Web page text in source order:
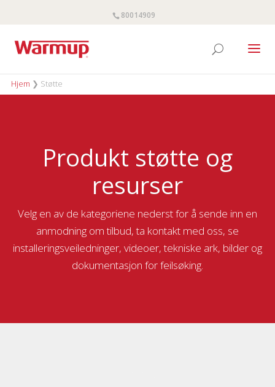
80014909
Hjem ❯ Støtte
Produkt støtte og
resurser
Velg en av de kategoriene nederst for å sende inn en
anmodning om tilbud, ta kontakt med oss, se
installeringsveiledninger, videoer, tekniske ark, bilder og
dokumentasjon for feilsøking.